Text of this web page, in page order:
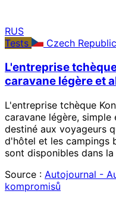
RUS
Tests
Czech Republic
L'entreprise
caravane légère et
L'entreprise tchèque
caravane légère,
destiné aux voyageurs
d'hôtel et les campings
sont disponibles dans la
Source : Autojournal -
kompromisů